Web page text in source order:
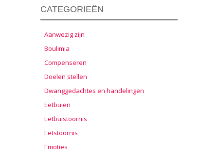
CATEGORIEËN
Aanwezig zijn
Boulimia
Compenseren
Doelen stellen
Dwanggedachtes en handelingen
Eetbuien
Eetbuistoornis
Eetstoornis
Emoties